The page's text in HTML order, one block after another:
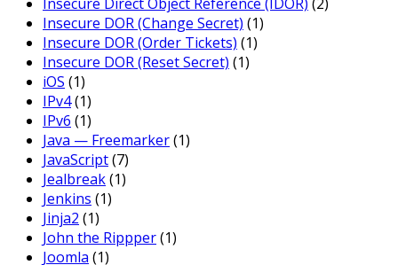
Insecure DOR (Change Secret) (1)
Insecure DOR (Order Tickets) (1)
Insecure DOR (Reset Secret) (1)
iOS (1)
IPv4(1)
IPv6 (1)
Java — Freemarker(1)
JavaScript(7)
Jealbreak(1)
Jenkins (1)
Jinja2 (1)
John the Rippper(1)
Joomla (1)